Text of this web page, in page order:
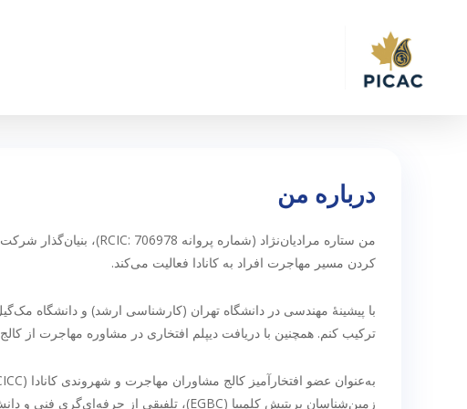
content
درباره من
کردن مسیر مهاجرت افراد به کانادا فعالیت می‌کند.
ترکیب کنم. همچنین با دریافت دیپلم افتخاری در مشاوره مهاجرت از کالج CDI، تخصص خود را در این حوزه تکمیل کرده‌ام.
زمین‌شناسان بریتیش کلمبیا (EGBC)، تلفیقی از حرفه‌ای‌گری فنی و دانش مقررات مهاجرتی را در کار خود به‌کار می‌گیرم.